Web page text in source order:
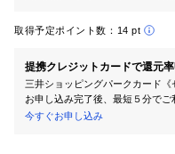
取得予定ポイント数： 14 pt
提携クレジットカードで還元
三井ショッピングパークカード《
お申し込み完了後、最短５分でご
今すぐお申し込み